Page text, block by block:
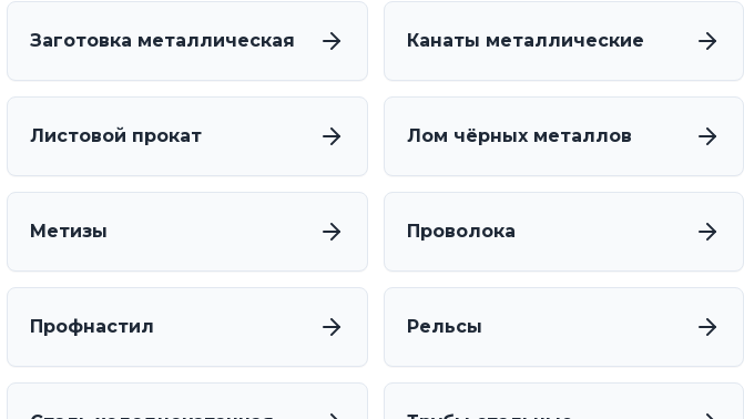
Заготовка металлическая Канаты металлические
Листовой прокат Лом чёрных металлов
Метизы Проволока
Профнастил Рельсы